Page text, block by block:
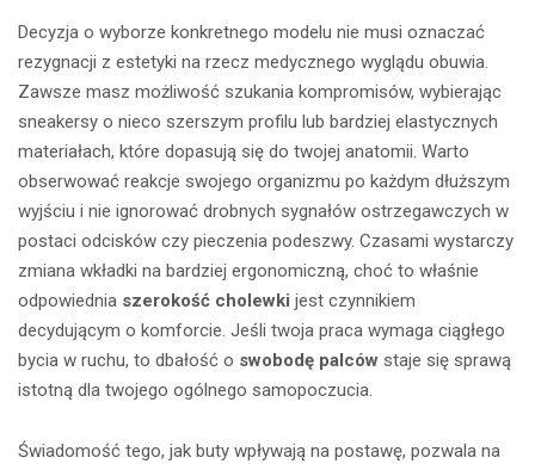
Decyzja o wyborze konkretnego modelu nie musi oznaczać
rezygnacji z estetyki na rzecz medycznego wyglądu obuwia.
Zawsze masz możliwość szukania kompromisów, wybierając
sneakersy o nieco szerszym profilu lub bardziej elastycznych
materiałach, które dopasują się do twojej anatomii. Warto
obserwować reakcje swojego organizmu po każdym dłuższym
wyjściu i nie ignorować drobnych sygnałów ostrzegawczych w
postaci odcisków czy pieczenia podeszwy. Czasami wystarczy
zmiana wkładki na bardziej ergonomiczną, choć to właśnie
odpowiednia szerokość cholewki jest czynnikiem
decydującym o komforcie. Jeśli twoja praca wymaga ciągłego
bycia w ruchu, to dbałość o swobodę palców staje się sprawą
istotną dla twojego ogólnego samopoczucia.
Świadomość tego, jak buty wpływają na postawę, pozwala na